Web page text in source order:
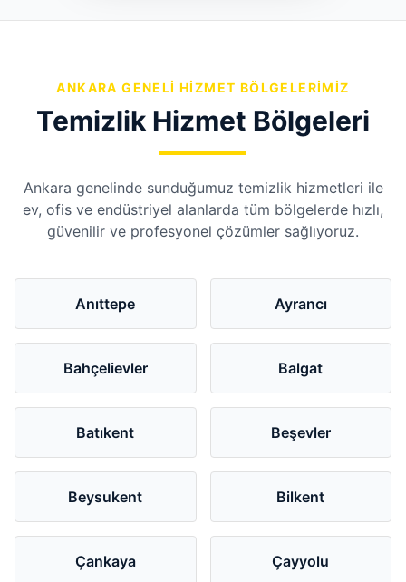
ANKARA GENELI HIZMET BÖLGELERIMIZ
Temizlik Hizmet Bölgeleri
Ankara genelinde sunduğumuz temizlik hizmetleri ile
ev, ofis ve endüstriyel alanlarda tüm bölgelerde hızlı,
güvenilir ve profesyonel çözümler sağlıyoruz.
Anıttepe Ayrancı
Bahçelievler Balgat
Batıkent Beşevler
Beysukent Bilkent
Çankaya Çayyolu